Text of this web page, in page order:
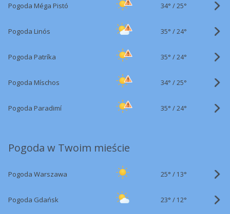
Pogoda Méga Pistó 34° /25°
Pogoda Linós 35° /24°
Pogoda Patríka 35° /24°
Pogoda Míschos 34° /25°
Pogoda Paradimí 35° /24°
Pogoda w Twoim mieście
Pogoda Warszawa 25° / 13°
Pogoda Gdańsk 23° / 12°